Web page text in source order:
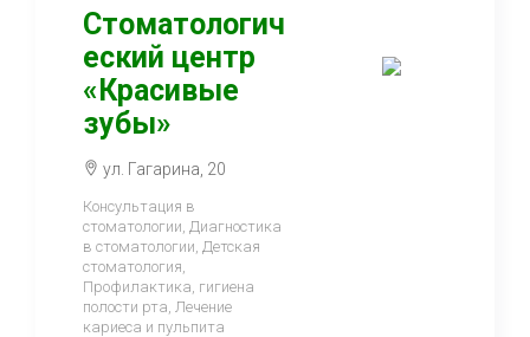
Стоматологич
еский центр
«Красивые
зубы»
ул. Гагарина, 20
Консультация в
стоматологии, Диагностика
в стоматологии, Детская
стоматология,
Профилактика, гигиена
полости рта, Лечение
кариеса и пульпита